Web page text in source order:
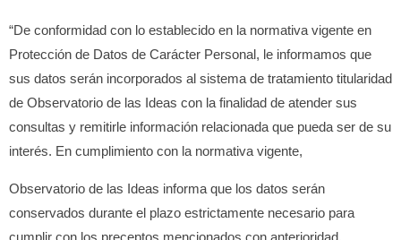
“De conformidad con lo establecido en la normativa vigente en
Protección de Datos de Carácter Personal, le informamos que
sus datos serán incorporados al sistema de tratamiento titularidad
de Observatorio de las Ideas con la finalidad de atender sus
consultas y remitirle información relacionada que pueda ser de su
interés. En cumplimiento con la normativa vigente,
Observatorio de las Ideas informa que los datos serán
conservados durante el plazo estrictamente necesario para
cumplir con los preceptos mencionados con anterioridad.